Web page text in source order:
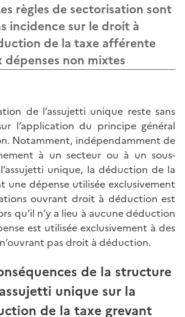
règles de sectorisation sont
incidence sur le droit à
de la taxe afférente
dépenses non mixtes
de l’assujetti unique reste sans
l’application du principe général
Notamment, indépendamment de
à un secteur ou à un sous-
unique, la déduction de la
une dépense utilisée exclusivement
ouvrant droit à déduction est
qu’il n’y a lieu à aucune déduction
est utilisée exclusivement à des
pas droit à déduction.
de la structure
unique sur la
de la taxe grevant